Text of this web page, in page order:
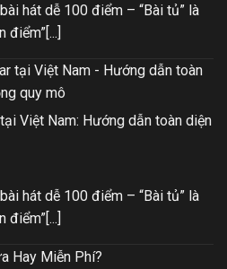
hát dễ 100 điểm – “Bài tủ” là
điểm”[...]
Việt Nam: Hướng dẫn toàn diện
hát dễ 100 điểm – “Bài tủ” là
điểm”[...]